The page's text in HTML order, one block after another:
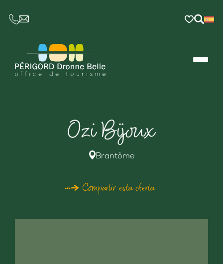
CE LIEN OUVRIRA VOTRE LOGICIEL DE
Ozi Bijoux
Brantôme
Compartir esta oferta